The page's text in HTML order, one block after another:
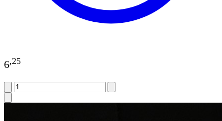
6,25